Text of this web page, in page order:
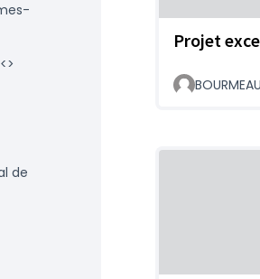
Projet
BOURMEAU